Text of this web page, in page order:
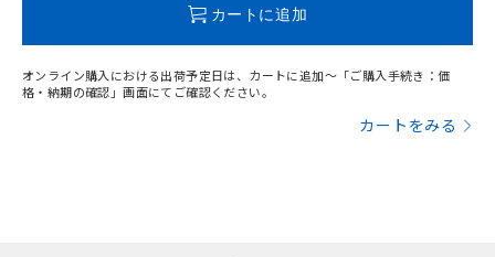
カートに追加
オンライン購入における出荷予定日は、カートに追加～「ご購入手続き：価
格・納期の確認」画面にてご確認ください。
カートをみる